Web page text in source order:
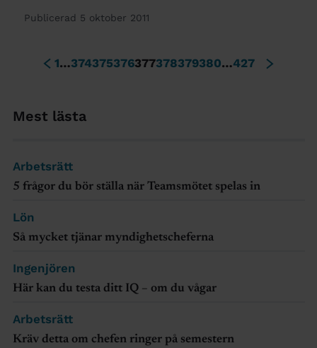
Publicerad 5 oktober 2011
1…374375376377378379380…427
Mest lästa
Arbetsrätt
5 frågor du bör ställa när Teamsmötet spelas in
Lön
Så mycket tjänar myndighetscheferna
Ingenjören
Här kan du testa ditt IQ – om du vågar
Arbetsrätt
Kräv detta om chefen ringer på semestern